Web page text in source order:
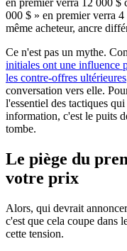
en premier verra 12 000 $
000 $ » en premier verra
même acheteur, ancre
Ce n'est pas un mythe.
initiales ont une influence
les contre-offres ultérieures
conversation vers elle.
l'essentiel des tactiques
information, c'est le puits
tombe.
Le piège du
votre prix
Alors, qui devrait
c'est que cela coupe dans
cette tension.